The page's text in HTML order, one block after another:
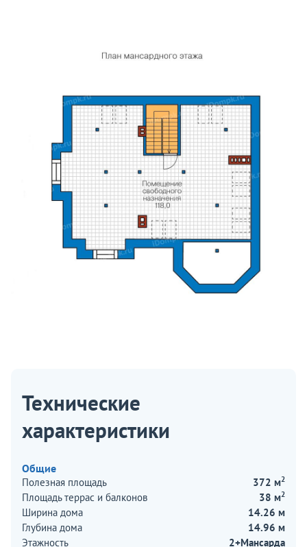
Технические
характеристики
Общие
Полезная площадь 372 м2
Площадь террас и балконов 38 м2
Ширина дома
14.26 м
Глубина дома
14.96 м
Этажность
2+Мансарда